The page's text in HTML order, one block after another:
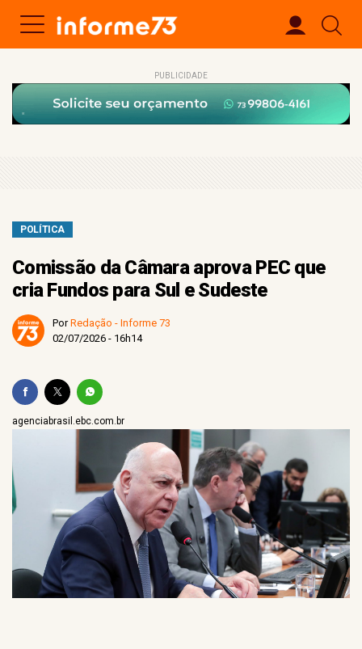
PUBLICIDADE
POLÍTICA
Comissão da Câmara aprova PEC que
cria Fundos para Sul e Sudeste
PorRedação - Informe 73
02/07/2026 - 16h14
agenciabrasil.ebc.com.br